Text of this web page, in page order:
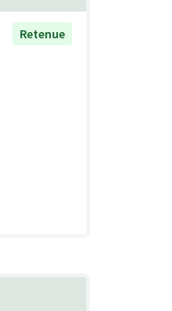
Retenue